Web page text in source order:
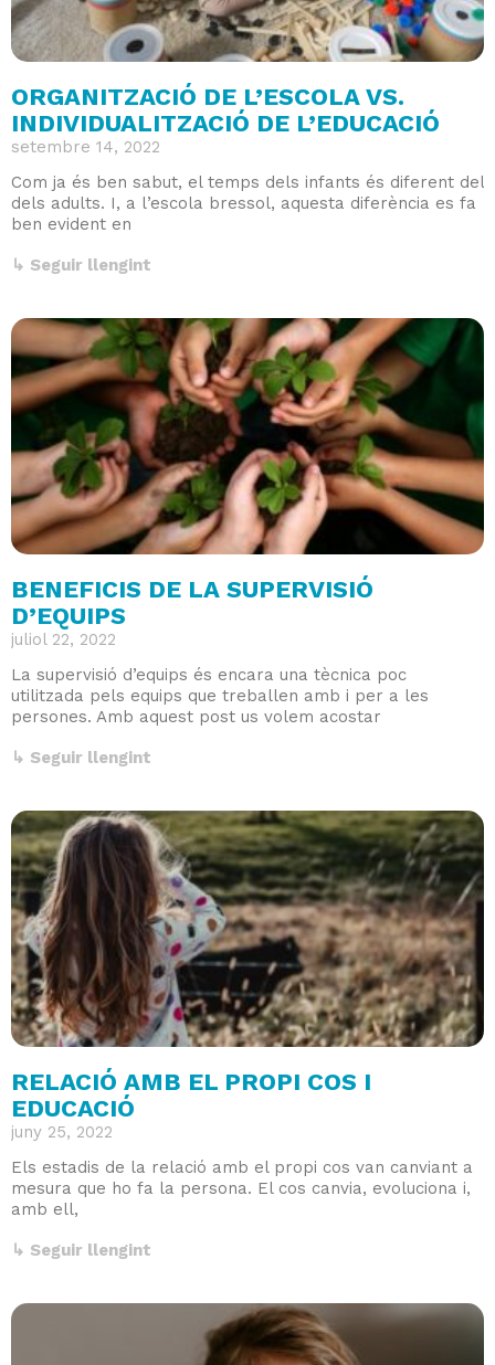
ORGANITZACIÓ DE L’ESCOLA VS.
INDIVIDUALITZACIÓ DE L’EDUCACIÓ
setembre 14, 2022
Com ja és ben sabut, el temps dels infants és diferent del
dels adults. I, a l’escola bressol, aquesta diferència es fa
ben evident en
↳ Seguir llengint
BENEFICIS DE LA SUPERVISIÓ
D’EQUIPS
juliol 22, 2022
La supervisió d’equips és encara una tècnica poc
utilitzada pels equips que treballen amb i per a les
persones. Amb aquest post us volem acostar
↳ Seguir llengint
RELACIÓ AMB EL PROPI COS I
EDUCACIÓ
juny 25, 2022
Els estadis de la relació amb el propi cos van canviant a
mesura que ho fa la persona. El cos canvia, evoluciona i,
amb ell,
↳ Seguir llengint